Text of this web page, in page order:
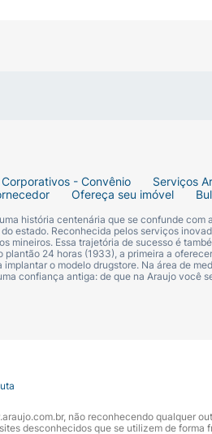
possui textura cremosa
animais e a usar
que atua de forma
o nosso compromisso com
pele.
pelo rosto e sele a pele
- Convênio Serviços
Ofereça seu imóvel
história centenária que se confunde com
estado. Reconhecida pelos serviços
mineiros. Essa trajetória de sucesso é
24 horas (1933), a primeira a
o modelo drugstore. Na área de
confiança antiga: de que na Araujo você
não reconhecendo qualquer
desconhecidos que se utilizem de forma